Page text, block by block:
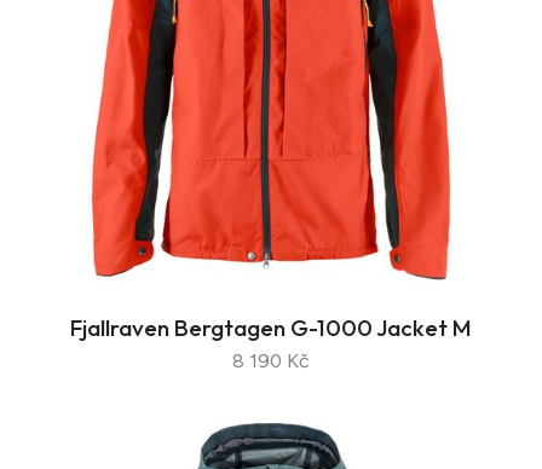
Fjallraven Bergtagen G-1000 Jacket M
8 190 Kč